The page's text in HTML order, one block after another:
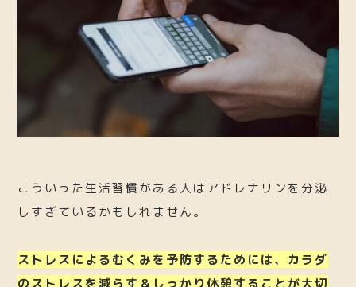
こういった生活習慣がある人はアドレナリンを分泌
しすぎているかもしれません。
ストレスによるむくみを予防するためには、カラダ
のストレスを減らす＆しっかり休憩することが大切